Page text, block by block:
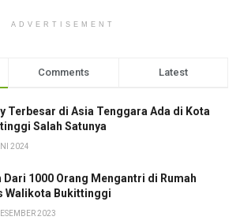
ADVERTISEMENT
Comments Latest
Terbesar di Asia Tenggara Ada di Kota
Salah Satunya
2024
Dari 1000 Orang Mengantri di Rumah
Walikota Bukittinggi
2023